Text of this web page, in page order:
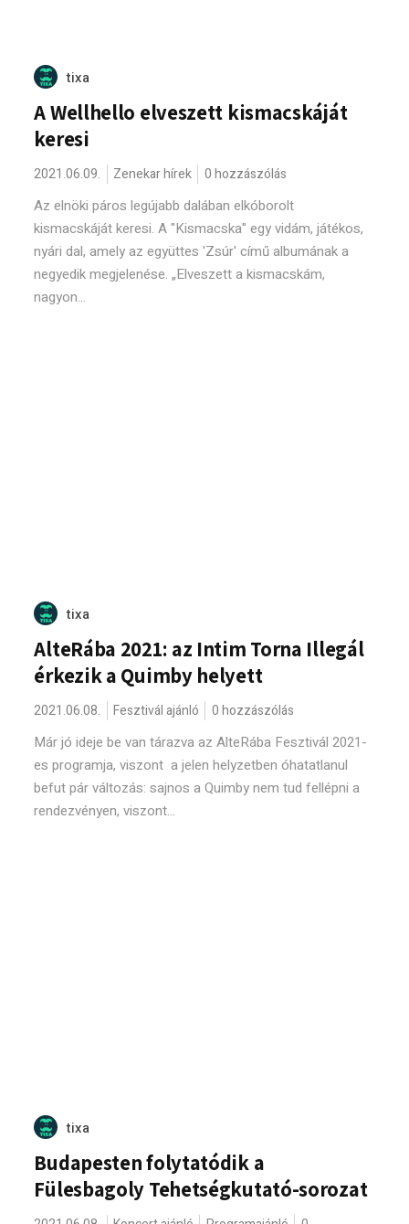
tixa
A Wellhello elveszett kismacskáját
keresi
2021.06.09. Zenekar hírek 0 hozzászólás
Az elnöki páros legújabb dalában elkóborolt
kismacskáját keresi. A "Kismacska" egy vidám, játékos,
nyári dal, amely az együttes 'Zsúr' című albumának a
negyedik megjelenése. „Elveszett a kismacskám,
nagyon...
tixa
AlteRába 2021: az Intim Torna Illegál
érkezik a Quimby helyett
2021.06.08. Fesztivál ajánló 0 hozzászólás
Már jó ideje be van tárazva az AlteRába Fesztivál 2021-
es programja, viszont a jelen helyzetben óhatatlanul
befut pár változás: sajnos a Quimby nem tud fellépni a
rendezvényen, viszont...
tixa
Budapesten folytatódik a
Fülesbagoly Tehetségkutató-sorozat